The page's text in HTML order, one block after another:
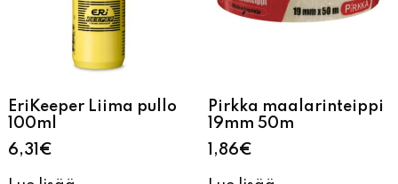
EriKeeper Liima pullo
100ml
6,31 €
Pirkka maalarinteippi
19mm 50m
1,86€